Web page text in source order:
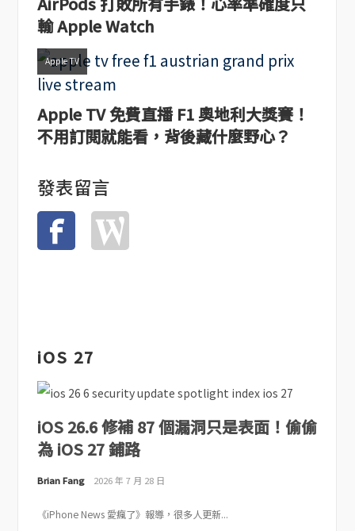
輸 Apple Watch
Apple TV
Apple TV 免費直播 F1 奧地利大獎賽！
不用訂閱就能看，背後藏什麼野心？
發表留言
iOS 27
iOS 26.6 修補 87 個漏洞只是表面！偷偷
為 iOS 27 鋪路
Brian Fang 2026 年 7 月 28 日
《iPhone News 愛瘋了》報導，很多人更新...